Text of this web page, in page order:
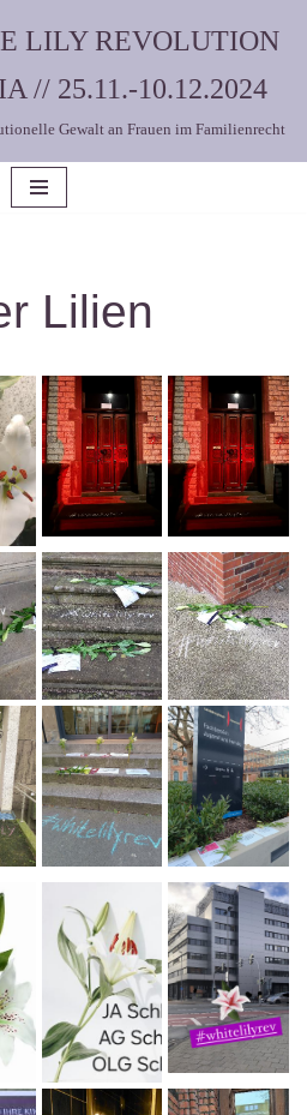
LILY REVOLUTION
// 25.11.-10.12.2024
Gewalt an Frauen im Familienrecht
Lilien